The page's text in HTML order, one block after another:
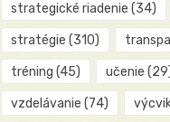
strategické riadenie (34)
stratégie (310)
tréning (45) učenie
vzdelávanie (74)